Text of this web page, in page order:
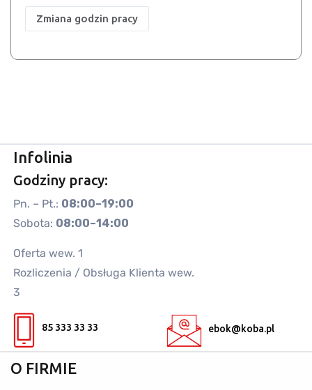
Zmiana godzin pracy
Infolinia
Godziny pracy:
Pn. – Pt.: 08:00–19:00
Sobota: 08:00–14:00
Oferta wew. 1
Rozliczenia / Obsługa Klienta wew.
3
85 333 33 33 ebok@koba.pl
O FIRMIE